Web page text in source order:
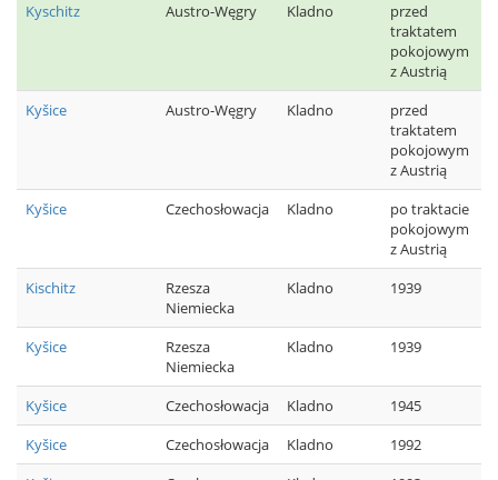
Kyschitz Austro-Węgry Kladno
przed
traktatem
pokojowym
z Austrią
Kyšice
Austro-Węgry Kladno
przed
traktatem
pokojowym
z Austrią
Kyšice
Czechosłowacja Kladno
po traktacie
pokojowym
z Austrią
Kischitz
Rzesza
Niemiecka
Kladno 1939
Kyšice
Rzesza
Niemiecka
Kladno 1939
Kyšice Czechosłowacja Kladno
1945
Kyšice
Czechosłowacja Kladno
1992